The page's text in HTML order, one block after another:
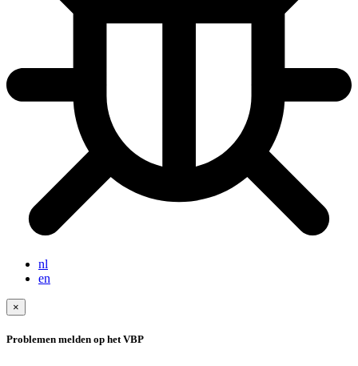
nl
en
×
Problemen melden op het VBP